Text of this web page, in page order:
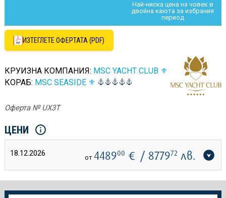
Най-ниска цена на човек в
двойна каюта за избрания
период
ИЗТЕГЛЕТЕ ОФЕРТАТА (PDF)
КРУИЗНА КОМПАНИЯ: MSC YACHT CLUB ⚜
КОРАБ: MSC SEASIDE ⚜
Оферта № UX3T
ЦЕНИ
18.12.2026 от 448900 € / 877972 лв.